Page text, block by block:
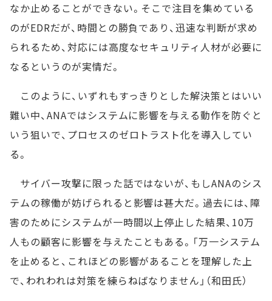
なか止めることができない。そこで注目を集めている
のがEDRだが、時間との勝負であり、迅速な判断が求め
られるため、対応には高度なセキュリティ人材が必要に
なるというのが実情だ。
このように、いずれもすっきりとした解決策とはいい
難い中、ANAではシステムに影響を与える動作を防ぐと
いう狙いで、プロセスのゼロトラスト化を導入してい
る。
サイバー攻撃に限った話ではないが、もしANAのシス
テムの稼働が妨げられると影響は甚大だ。過去には、障
害のためにシステムが一時間以上停止した結果、10万
人もの顧客に影響を与えたこともある。「万一システム
を止めると、これほどの影響があることを理解した上
で、われわれは対策を練らねばなりません」（和田氏）